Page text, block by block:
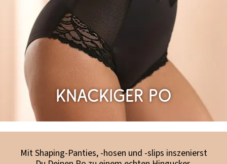
Knackiger Po
Mit Shaping-Panties, -hosen und -slips inszenierst